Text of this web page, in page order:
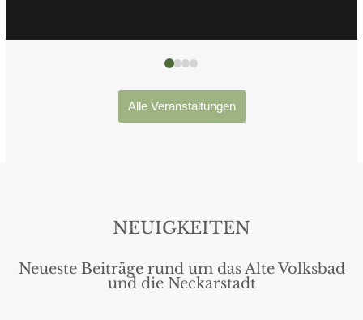
Alle Veranstaltungen
NEUIGKEITEN
Neueste Beiträge rund um das Alte Volksbad
und die Neckarstadt